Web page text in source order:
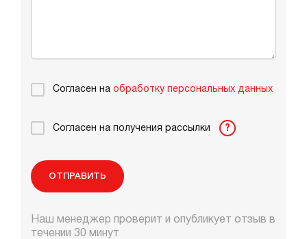
Согласен на обработку персональных данных
Согласен на получения рассылки ?
ОТПРАВИТЬ
Наш менеджер проверит и опубликует отзыв в
течении 30 минут